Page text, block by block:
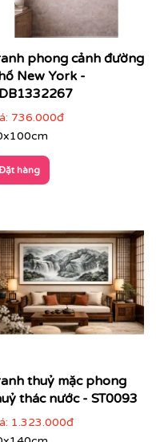
cảnh nhẹ nhàng,
thái
phong cảnh đường
New York -
736.000đ
hàng
thuỷ mặc phong
thác nước - ST0093
1.323.000đ